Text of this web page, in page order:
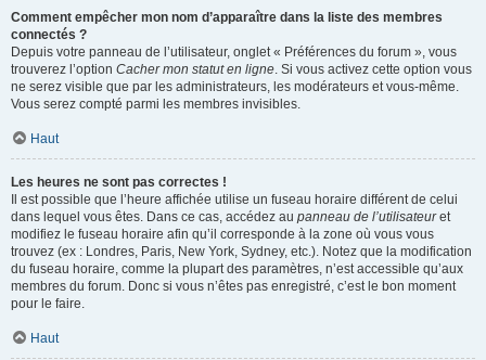
Comment empêcher mon nom d’apparaître dans la liste des membres
connectés ?
Depuis votre panneau de l’utilisateur, onglet « Préférences du forum », vous
trouverez l’option Cacher mon statut en ligne. Si vous activez cette option vous
ne serez visible que par les administrateurs, les modérateurs et vous-même.
Vous serez compté parmi les membres invisibles.
Haut
Les heures ne sont pas correctes !
Il est possible que l’heure affichée utilise un fuseau horaire différent de celui
dans lequel vous êtes. Dans ce cas, accédez au panneau de l’utilisateuret
modifiez le fuseau horaire afin qu’il corresponde à la zone où vous vous
trouvez (ex : Londres, Paris, New York, Sydney, etc.). Notez que la modification
du fuseau horaire, comme la plupart des paramètres, n’est accessible qu’aux
membres du forum. Donc si vous n’êtes pas enregistré, c’est le bon moment
pour le faire.
Haut